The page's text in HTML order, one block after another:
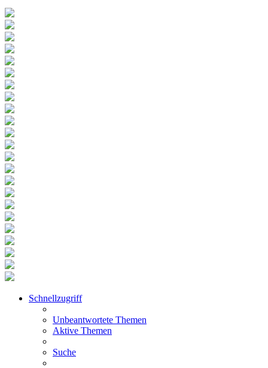
Schnellzugriff
Unbeantwortete Themen
Aktive Themen
Suche